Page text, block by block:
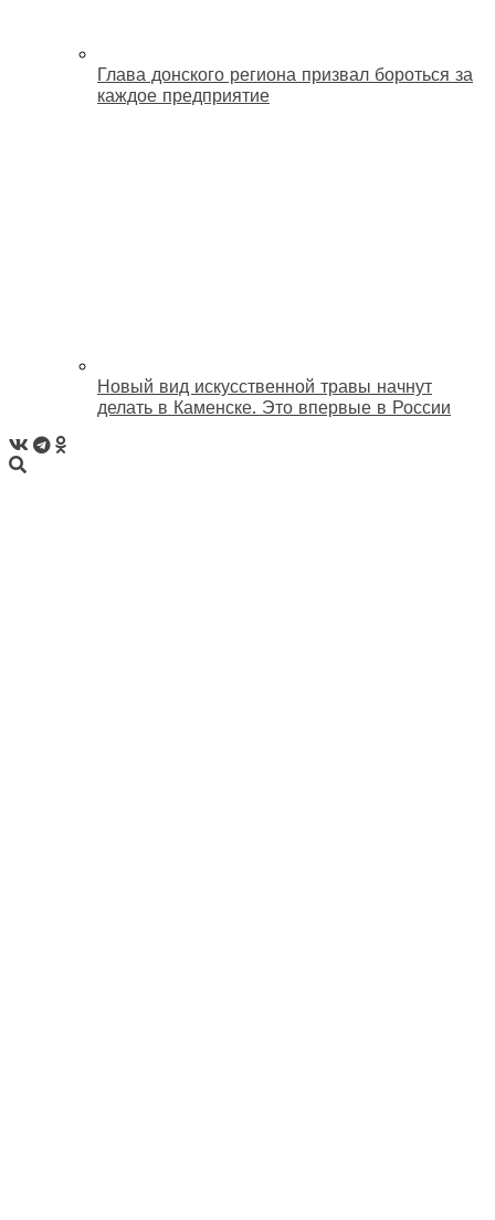
Глава донского региона призвал бороться за
каждое предприятие
Новый вид искусственной травы начнут
делать в Каменске. Это впервые в России